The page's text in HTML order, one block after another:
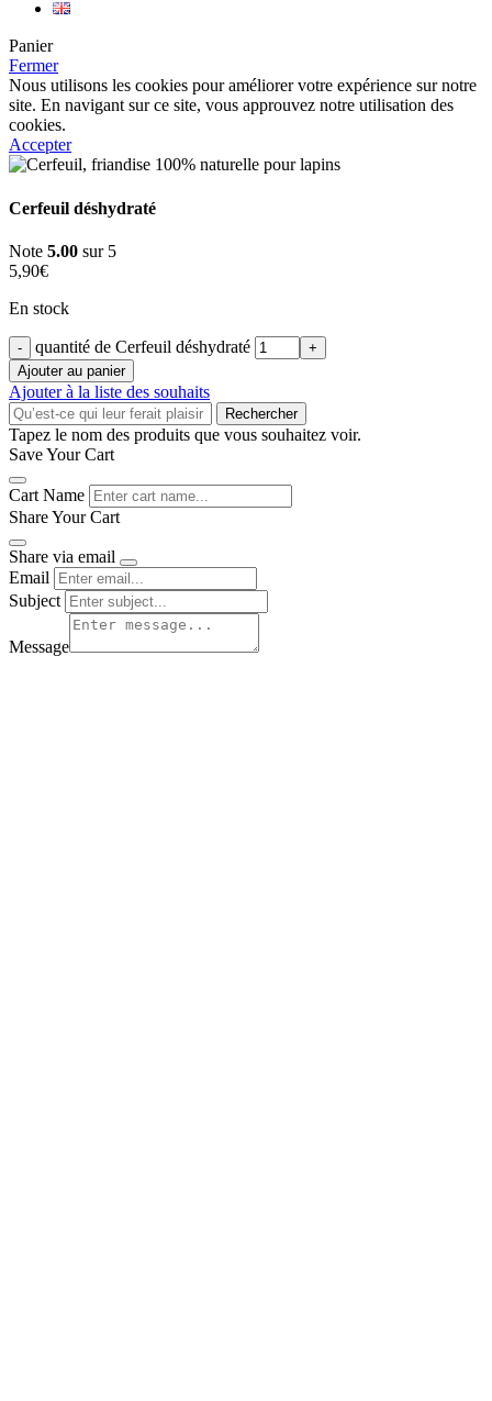
Panier
Fermer
Nous utilisons les cookies pour améliorer votre expérience sur notre
site. En navigant sur ce site, vous approuvez notre utilisation des
cookies.
Accepter
Cerfeuil déshydraté
Note 5.00 sur 5
5,90€
En stock
quantité de Cerfeuil déshydraté
Ajouter au panier
Ajouter à la liste des souhaits
Rechercher
Tapez le nom des produits que vous souhaitez voir.
Save Your Cart
Cart Name
Share Your Cart
Share via email
Email
Subject
Message